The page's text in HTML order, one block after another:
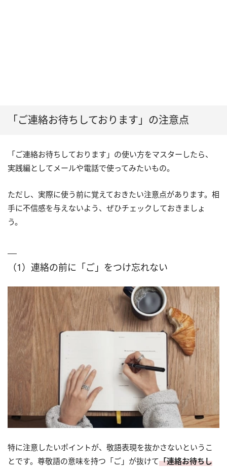
「ご連絡お待ちしております」の注意点
「ご連絡お待ちしております」の使い方をマスターしたら、
実践編としてメールや電話で使ってみたいもの。
ただし、実際に使う前に覚えておきたい注意点があります。相
手に不信感を与えないよう、ぜひチェックしておきましょ
う。
（1）連絡の前に「ご」をつけ忘れない
特に注意したいポイントが、敬語表現を抜かさないというこ
とです。尊敬語の意味を持つ「ご」が抜けて「連絡お待ちし